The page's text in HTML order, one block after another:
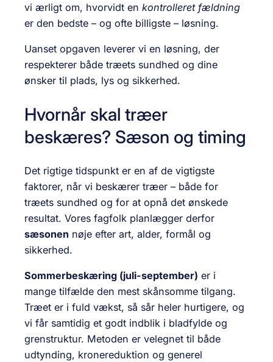
vi ærligt om, hvorvidt en kontrolleret fældning
er den bedste – og ofte billigste – løsning.
Uanset opgaven leverer vi en løsning, der
respekterer både træets sundhed og dine
ønsker til plads, lys og sikkerhed.
Hvornår skal træer
beskæres? Sæson og timing
Det rigtige tidspunkt er en af de vigtigste
faktorer, når vi beskærer træer – både for
træets sundhed og for at opnå det ønskede
resultat. Vores fagfolk planlægger derfor
sæsonen nøje efter art, alder, formål og
sikkerhed.
Sommerbeskæring (juli-september) er i
mange tilfælde den mest skånsomme tilgang.
Træet er i fuld vækst, så sår heler hurtigere, og
vi får samtidig et godt indblik i bladfylde og
grenstruktur. Metoden er velegnet til både
udtynding, kronereduktion og generel